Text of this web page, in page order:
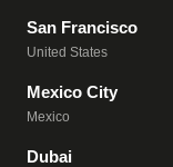
San Francisco
United States
Mexico City
Mexico
Dubai